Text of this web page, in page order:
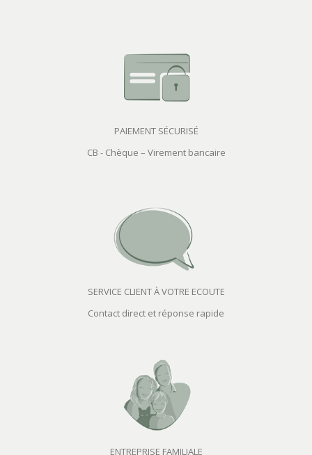
PAIEMENT SÉCURISÉ
CB - Chèque – Virement bancaire
SERVICE CLIENT À VOTRE ECOUTE
Contact direct et réponse rapide
ENTREPRISE FAMILIALE